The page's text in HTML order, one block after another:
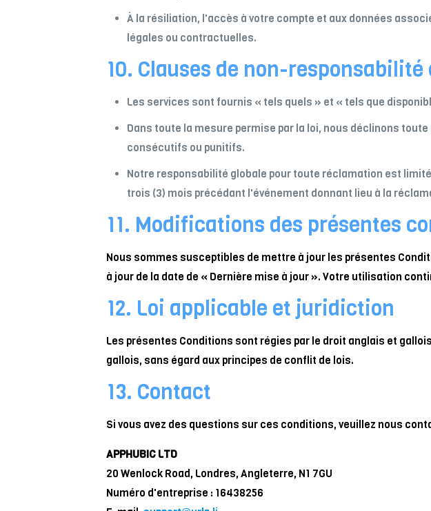
À la résiliation, l'accès à votre compte et aux données
légales ou contractuelles.
10. Clauses de non-
Les services sont fournis « tels quels » et « tels que
Dans toute la mesure permise par la loi, nous déclinons
consécutifs ou punitifs.
Notre responsabilité globale pour toute réclamation est
trois (3) mois précédant l'événement donnant lieu à la
11. Modifications des présentes
Nous sommes susceptibles de mettre à jour les présentes
à jour de la date de « Dernière mise à jour ». Votre utilisation
12. Loi applicable et juridiction
Les présentes Conditions sont régies par le droit anglais et
gallois, sans égard aux principes de conflit de lois.
13. Contact
Si vous avez des questions sur ces conditions, veuillez nous
APPHUBIC LTD
20 Wenlock Road, Londres, Angleterre, N1 7GU
Numéro d'entreprise : 16438256